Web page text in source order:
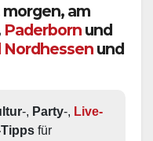
am
Paderborn und
Nordhessen und
-, Party-, Live-